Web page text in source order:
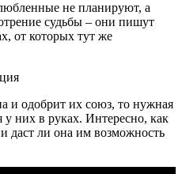
не планируют, а
судьбы – они пишут
от которых тут же
и одобрит их союз, то нужная
них в руках. Интересно, как
даст ли она им возможность